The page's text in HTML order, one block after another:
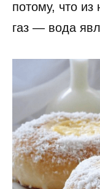
потому, что из
газ — вода